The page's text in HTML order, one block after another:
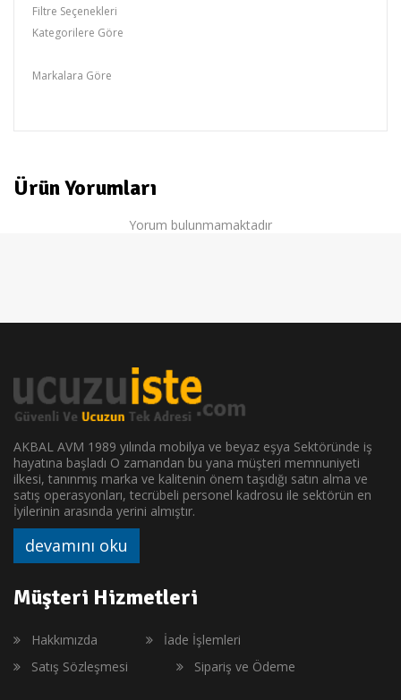
Filtre Seçenekleri
Kategorilere Göre
Markalara Göre
Ürün Yorumları
Yorum bulunmamaktadır
AKBAL AVM 1989 yılında mobilya ve beyaz eşya Sektöründe iş
hayatına başladı O zamandan bu yana müşteri memnuniyeti
ilkesi, tanınmış marka ve kalitenin önem taşıdığı satın alma ve
satış operasyonları, tecrübeli personel kadrosu ile sektörün en
İyilerinin arasında yerini almıştır.
devamını oku
Müşteri Hizmetleri
Hakkımızda
İade İşlemleri
Satış Sözleşmesi
Sipariş ve Ödeme